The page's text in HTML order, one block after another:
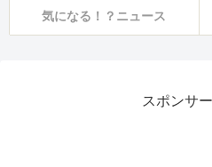
気になる！？ニュース
スポンサ